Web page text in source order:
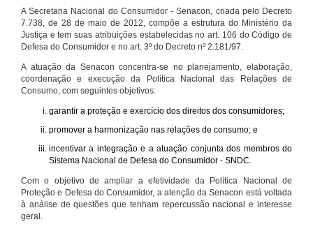
A Secretaria Nacional do Consumidor - Senacon, criada pelo Decreto
7.738, de 28 de maio de 2012, compõe a estrutura do Ministério da
Justiça e tem suas atribuições estabelecidas no art. 106 do Código de
Defesa do Consumidor e no art. 3º do Decreto nº 2.181/97.
A atuação da Senacon concentra-se no planejamento, elaboração,
coordenação e execução da Política Nacional das Relações de
Consumo, com seguintes objetivos:
garantir a proteção e exercício dos direitos dos consumidores;
promover a harmonização nas relações de consumo; e
incentivar a integração e a atuação conjunta dos membros do
Sistema Nacional de Defesa do Consumidor - SNDC.
Com o objetivo de ampliar a efetividade da Política Nacional de
Proteção e Defesa do Consumidor, a atenção da Senacon está voltada
à análise de questões que tenham repercussão nacional e interesse
geral.